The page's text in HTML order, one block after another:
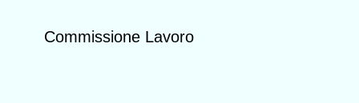
Commissione Lavoro